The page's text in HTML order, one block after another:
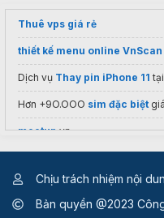
Thuê vps giá rẻ
thiết kế menu online VnScan
Dịch vụ Thay pin iPhone 11
Hơn +9O.OOO sim đặc biệt
meetupvn
Chịu trách nhiệm nội
Bản quyền @2023